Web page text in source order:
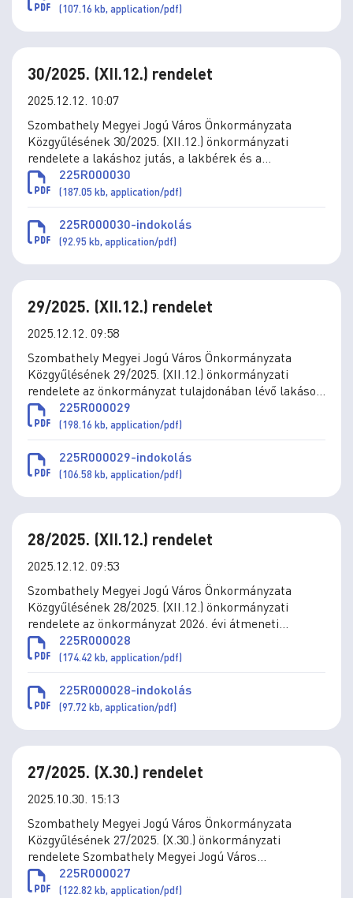
(107.16 kb, application/pdf)
30/2025. (XII.12.) rendelet
2025.12.12. 10:07
Szombathely Megyei Jogú Város Önkormányzata
Közgyűlésének 30/2025. (XII.12.) önkormányzati
rendelete a lakáshoz jutás, a lakbérek és a
lakbértámogatás, az önkormányzat által a
lakásvásárláshoz és építéshez nyújtott támogatások
szabályai megállapításáról szóló 36/2010. (XII.1.)
önkormányzati rendelet módosításáról szóló 22/2025.
(IX. 30.) önkormányzati rendelet rendelkezésének
225R000030
(187.05 kb, application/pdf)
225R000030-indokolás
(92.95 kb, application/pdf)
29/2025. (XII.12.) rendelet
2025.12.12. 09:58
Szombathely Megyei Jogú Város Önkormányzata
Közgyűlésének 29/2025. (XII.12.) önkormányzati
rendelete az önkormányzat tulajdonában lévő lakások
elidegenítésének szabályairól szóló 8/2025. (III.28.)
önkormányzati rendelet módosításáról
225R000029
(198.16 kb, application/pdf)
225R000029-indokolás
(106.58 kb, application/pdf)
28/2025. (XII.12.) rendelet
2025.12.12. 09:53
Szombathely Megyei Jogú Város Önkormányzata
Közgyűlésének 28/2025. (XII.12.) önkormányzati
rendelete az önkormányzat 2026. évi átmeneti
gazdálkodásáról
225R000028
(174.42 kb, application/pdf)
225R000028-indokolás
(97.72 kb, application/pdf)
27/2025. (X.30.) rendelet
2025.10.30. 15:13
Szombathely Megyei Jogú Város Önkormányzata
Közgyűlésének 27/2025. (X.30.) önkormányzati
rendelete Szombathely Megyei Jogú Város
Önkormányzata vagyonáról szóló 40/2014. (XII. 23.)
önkormányzati rendelet módosításáról
225R000027
(122.82 kb, application/pdf)